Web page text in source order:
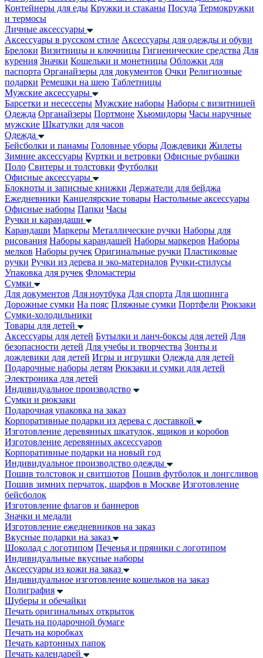
Контейнеры для еды Кружки и стаканы Посуда Термокружки
и термосы
Личные аксессуары
Аксессуары в русском стиле Аксессуары для одежды и обуви
Брелоки Визитницы и ключницы Гигиенические средства Для
курения Значки Кошельки и монетницы Обложки для
паспорта Органайзеры для документов Очки Религиозные
подарки Ремешки на шею Таблетницы
Мужские аксессуары
Барсетки и несессеры Мужские наборы Наборы с визитницей
Одежда Органайзеры Портмоне Хьюмидоры Часы наручные
мужские Шкатулки для часов
Одежда
Бейсболки и панамы Головные уборы Дождевики Жилеты
Зимние аксессуары Куртки и ветровки Офисные рубашки
Поло Свитеры и толстовки Футболки
Офисные аксессуары
Блокноты и записные книжки Держатели для бейджа
Ежедневники Канцелярские товары Настольные аксессуары
Офисные наборы Папки Часы
Ручки и карандаши
Карандаши Маркеры Металлические ручки Наборы для
рисования Наборы карандашей Наборы маркеров Наборы
мелков Наборы ручек Оригинальные ручки Пластиковые
ручки Ручки из дерева и эко-материалов Ручки-стилусы
Упаковка для ручек Фломастеры
Сумки
Для документов Для ноутбука Для спорта Для шопинга
Дорожные сумки На пояс Пляжные сумки Портфели Рюкзаки
Сумки-холодильники
Товары для детей
Аксессуары для детей Бутылки и ланч-боксы для детей Для
безопасности детей Для учебы и творчества Зонты и
дождевики для детей Игры и игрушки Одежда для детей
Подарочные наборы детям Рюкзаки и сумки для детей
Электроника для детей
Индивидуальное производство
Сумки и рюкзаки
Подарочная упаковка на заказ
Корпоративные подарки из дерева с доставкой
Изготовление деревянных шкатулок, ящиков и коробов
Изготовление деревянных аксессуаров
Корпоративные подарки на новый год
Индивидуальное производство одежды
Пошив толстовок и свитшотов Пошив футболок и лонгсливов
Пошив зимних перчаток, шарфов в Москве Изготовление
бейсболок
Изготовление флагов и баннеров
Значки и медали
Изготовление ежедневников на заказ
Вкусные подарки на заказ
Шоколад с логотипом Печенья и пряники с логотипом
Индивидуальные вкусные наборы
Аксессуары из кожи на заказ
Индивидуальное изготовление кошельков на заказ
Полиграфия
Шуберы и обечайки
Печать оригинальных открыток
Печать на подарочной бумаге
Печать на коробках
Печать картонных папок
Печать календарей